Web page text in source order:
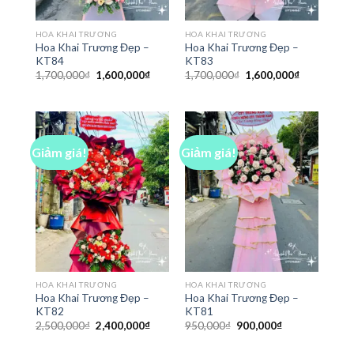
HOA KHAI TRƯƠNG
Hoa Khai Trương Đẹp –
KT84
1,700,000₫ Giá
gốc
1,600,000₫Giá
1,600,000₫.
HOA KHAI TRƯƠNG
Hoa Khai Trương Đẹp –
KT83
1,700,000₫ Giá
gốc
1,600,000₫Giá
Giảm giá!
HOA KHAI TRƯƠNG
Hoa Khai Trương Đẹp –
KT82
2,500,000₫ Giá
gốc
2,400,000₫Giá
Giảm giá!
HOA KHAI TRƯƠNG
Hoa Khai Trương Đẹp –
KT81
950,000₫ Giá
900,000₫Giá